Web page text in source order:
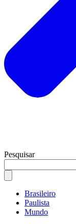
Pesquisar
Brasileiro
Paulista
Mundo